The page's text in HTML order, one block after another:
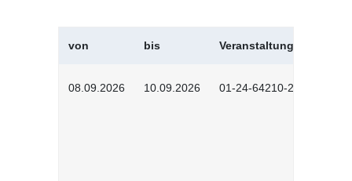
von bis Veranstaltungskürzel
08.09.2026 10.09.2026 01-24-64210-2602